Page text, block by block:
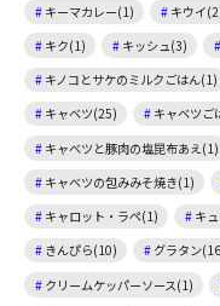
キーマカレー(1)
キウイ
キク(1)
キッシュ(3)
キノコとサケのミルクごはん(1)
キャベツ(25)
キャベツご
キャベツと豚肉の塩昆布あえ(1)
キャベツの包みみそ焼き(1)
キャロット・ラペ(1)
キ
きんぴら(10)
グラタン
クリームケッパーソース(1)